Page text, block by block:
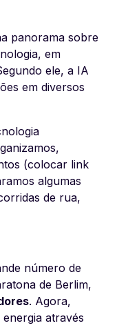
panorama sobre
em
ele, a IA
em diversos
(colocar link
algumas
de rua,
número de
de Berlim,
. Agora,
através